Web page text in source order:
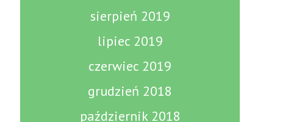
sierpień 2019
lipiec 2019
czerwiec 2019
grudzień 2018
październik 2018